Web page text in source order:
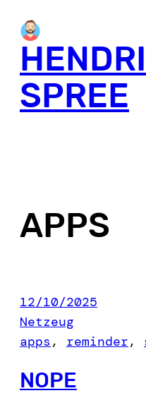
content
SPREE
APPS
12/10/2025
Netzeug
apps , reminder,
NOPE